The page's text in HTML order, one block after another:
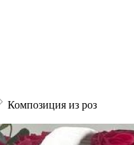
Композиция из роз